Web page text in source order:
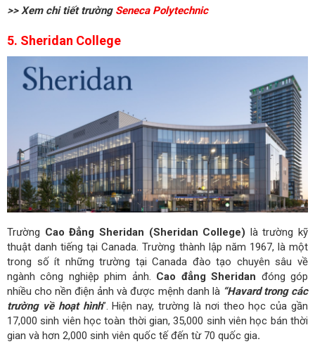
>> Xem chi tiết trường Seneca Polytechnic
5. Sheridan College
Trường Cao Đẳng Sheridan (Sheridan College) là trường kỹ
thuật danh tiếng tại Canada. Trường thành lập năm 1967, là một
trong số ít những trường tại Canada đào tạo chuyên sâu về
ngành công nghiệp phim ảnh. Cao đẳng Sheridan đóng góp
nhiều cho nền điện ảnh và được mệnh danh là “Havard trong các
trường về hoạt hình”. Hiện nay, trường là nơi theo học của gần
17,000 sinh viên học toàn thời gian, 35,000 sinh viên học bán thời
gian và hơn 2,000 sinh viên quốc tế đến từ 70 quốc gia.